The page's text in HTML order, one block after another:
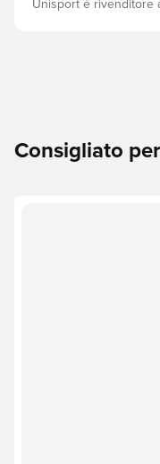
Unisport è rivenditore
Consigliato